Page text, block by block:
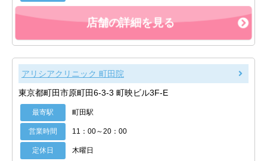
店舗の詳細を見る
アリシアクリニック 町田院
東京都町田市原町田6-3-3 町映ビル3F-E
最寄駅 町田駅
営業時間 11：00～20：00
定休日 木曜日